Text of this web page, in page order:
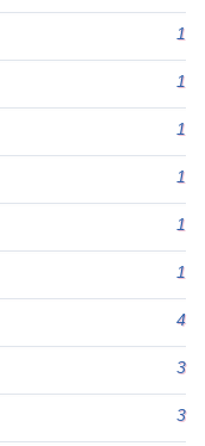
1
1
1
1
1
1
4
3
3